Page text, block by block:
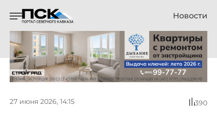
Новости
27 июня 2026, 14:15 390